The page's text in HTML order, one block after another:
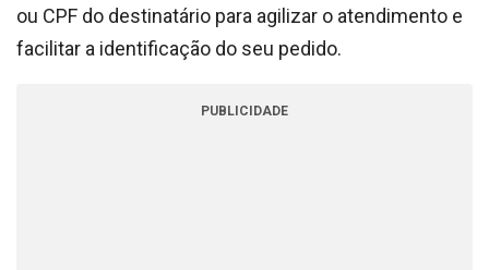
ou CPF do destinatário para agilizar o atendimento e
facilitar a identificação do seu pedido.
PUBLICIDADE